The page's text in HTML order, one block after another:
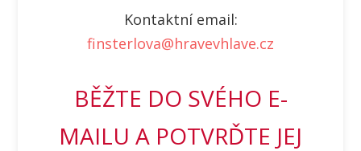
Kontaktní email:
finsterlova@hravevhlave.cz
BĚŽTE DO SVÉHO E-
MAILU A POTVRĎTE JEJ